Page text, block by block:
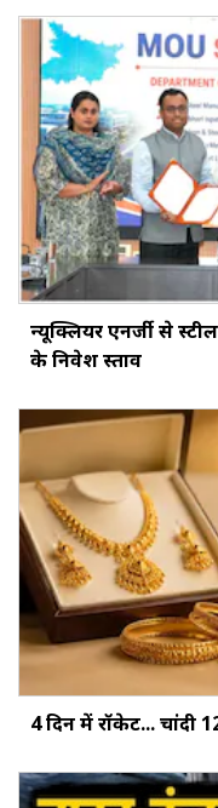
न्यूक्लियर एनर्जी से
के निवेश प्रस्ताव
4 दिन में रॉकेट... चांदी